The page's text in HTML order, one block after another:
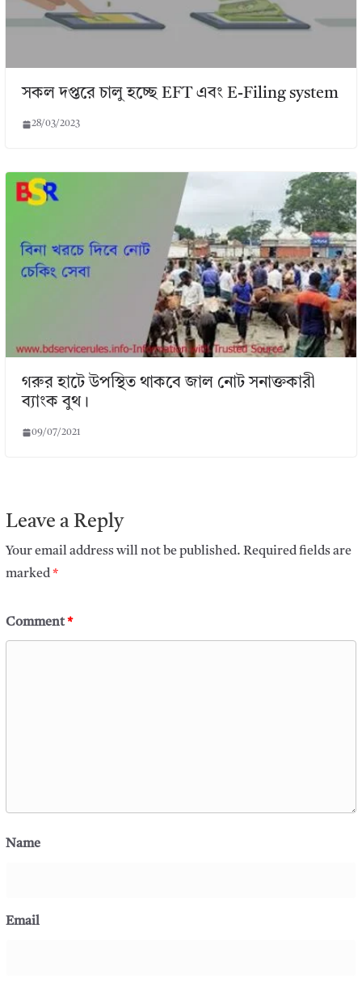
সকল দপ্তরে চালু হচ্ছে EFT এবং E-Filing system
28/03/2023
গরুর হাটে উপস্থিত থাকবে জাল নোট সনাক্তকারী
ব্যাংক বুথ।
09/07/2021
Leave a Reply
Your email address will not be published. Required fields are
marked*
Comment*
Name
Email